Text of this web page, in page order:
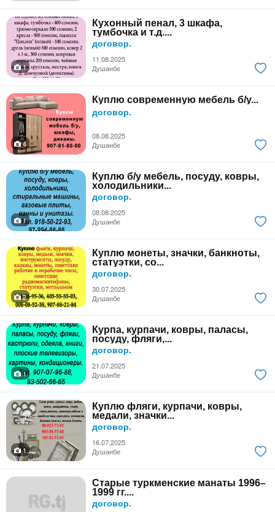
Кухонный пенал, 3 шкафа,
тумбочка и т.д....
договор.
11.08.2025
1
Душанбе
Куплю современную мебель б/у...
договор.
08.08.2025
4
Душанбе
Куплю б/у мебель, посуду, ковры,
холодильники...
договор.
08.08.2025
1
Душанбе
Куплю монеты, значки, банкноты,
статуэтки, со...
договор.
30.07.2025
2
Душанбе
Курпа, курпачи, ковры, паласы,
посуду, фляги,...
договор.
21.07.2025
1
Душанбе
Куплю фляги, курпачи, ковры,
медали, значки...
договор.
16.07.2025
1
Душанбе
Старые туркменские манаты 1996–
1999 гг....
договор.